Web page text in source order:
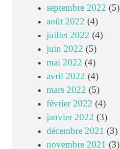
septembre 2022 (5)
août 2022 (4)
juillet 2022 (4)
juin 2022 (5)
mai 2022 (4)
avril 2022 (4)
mars 2022 (5)
février 2022 (4)
janvier 2022 (3)
décembre 2021 (3)
novembre 2021 (3)